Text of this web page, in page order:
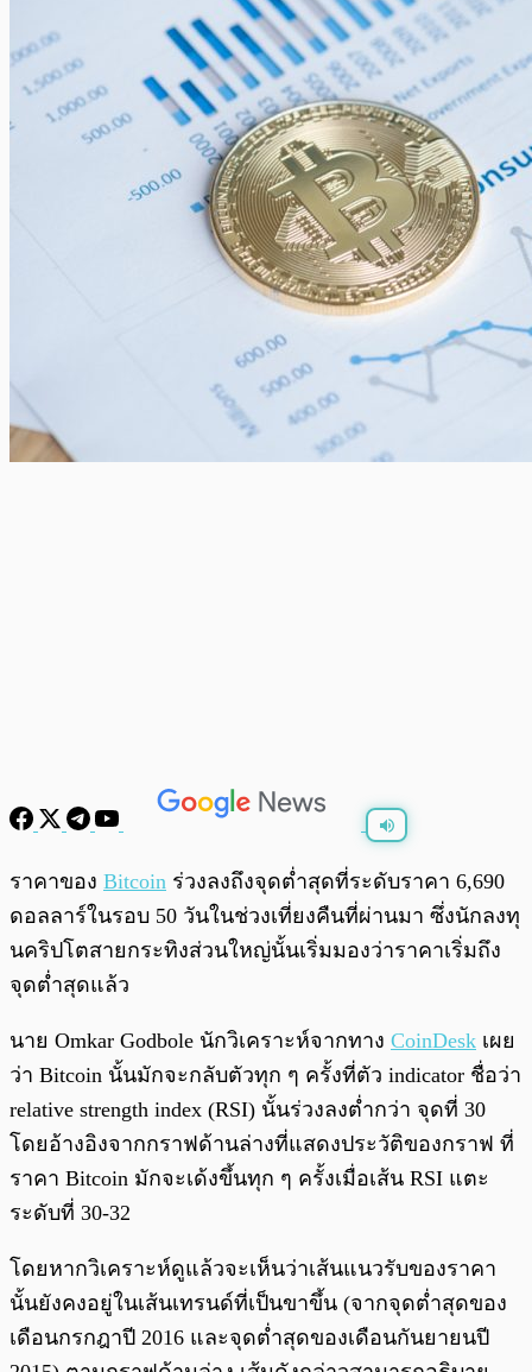
ราคาของ Bitcoin ร่วงลงถึงจุดต่ำสุดที่ระดับราคา 6,690
ดอลลาร์ในรอบ 50 วันในช่วงเที่ยงคืนที่ผ่านมา ซึ่งนักลงทุ
นคริปโตสายกระทิงส่วนใหญ่นั้นเริ่มมองว่าราคาเริ่มถึง
จุดต่ำสุดแล้ว
นาย Omkar Godbole นักวิเคราะห์จากทาง CoinDesk เผย
ว่า Bitcoin นั้นมักจะกลับตัวทุก ๆ ครั้งที่ตัว indicator ชื่อว่า
relative strength index (RSI) นั้นร่วงลงต่ำกว่า จุดที่ 30
โดยอ้างอิงจากกราฟด้านล่างที่แสดงประวัติของกราฟ ที่
ราคา Bitcoin มักจะเด้งขึ้นทุก ๆ ครั้งเมื่อเส้น RSI แตะ
ระดับที่ 30-32
โดยหากวิเคราะห์ดูแล้วจะเห็นว่าเส้นแนวรับของราคา
นั้นยังคงอยู่ในเส้นเทรนด์ที่เป็นขาขึ้น (จากจุดต่ำสุดของ
เดือนกรกฎาปี 2016 และจุดต่ำสุดของเดือนกันยายนปี